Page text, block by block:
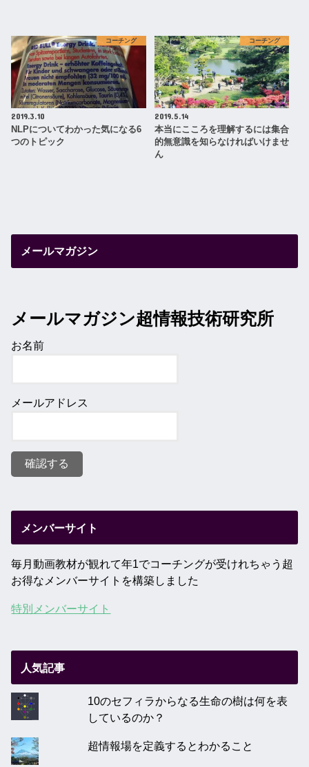
コーチング
2019.3.10
NLPについてわかった気になる6
つのトピック
コーチング
2019.5.14
本当にこころを理解するには集合
的無意識を知らなければいけませ
ん
メールマガジン
メールマガジン超情報技術研究所
お名前
メールアドレス
メンバーサイト
毎月動画教材が観れて年1でコーチングが受けれちゃう超
お得なメンバーサイトを構築しました
特別メンバーサイト
人気記事
10のセフィラからなる生命の樹は何を表
しているのか？
超情報場を定義するとわかること